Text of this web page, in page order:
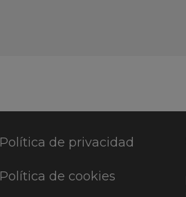
Política de privacidad
Política de cookies